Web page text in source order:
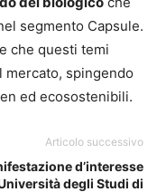
segmento Capsule.
che questi temi
spingendo
ed ecosostenibili.
Articolo successivo
d’interesse
degli Studi di